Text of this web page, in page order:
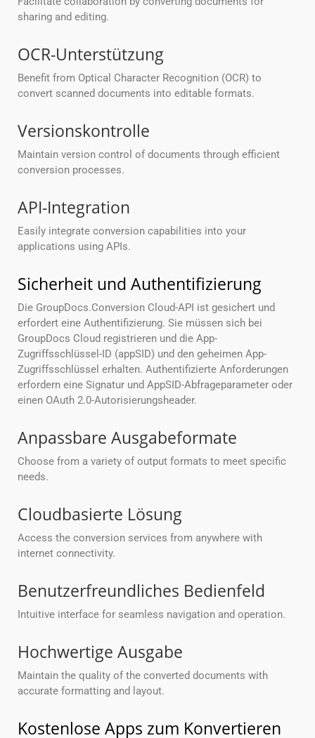
sharing and editing.
OCR-Unterstützung
Benefit from Optical Character Recognition (OCR) to
convert scanned documents into editable formats.
Versionskontrolle
Maintain version control of documents through efficient
conversion processes.
API-Integration
Easily integrate conversion capabilities into your
applications using APIs.
Sicherheit und Authentifizierung
Die GroupDocs.Conversion Cloud-API ist gesichert und
erfordert eine Authentifizierung. Sie müssen sich bei
GroupDocs Cloud registrieren und die App-
Zugriffsschlüssel-ID (appSID) und den geheimen App-
Zugriffsschlüssel erhalten. Authentifizierte Anforderungen
erfordern eine Signatur und AppSID-Abfrageparameter oder
einen OAuth 2.0-Autorisierungsheader.
Anpassbare Ausgabeformate
Choose from a variety of output formats to meet specific
needs.
Cloudbasierte Lösung
Access the conversion services from anywhere with
internet connectivity.
Benutzerfreundliches Bedienfeld
Intuitive interface for seamless navigation and operation.
Hochwertige Ausgabe
Maintain the quality of the converted documents with
accurate formatting and layout.
Kostenlose Apps zum Konvertieren